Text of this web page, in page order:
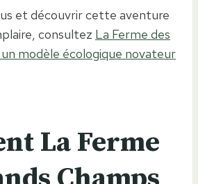
et découvrir cette aventure
consultez La Ferme des
modèle écologique novateur
La Ferme